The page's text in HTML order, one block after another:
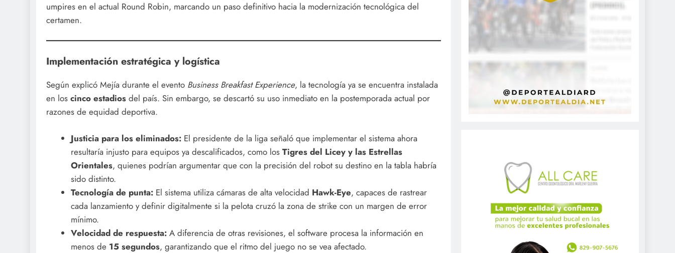
umpires en el actual Round Robin, marcando un paso definitivo hacia la modernización tecnológica del
certamen.
Implementación estratégica y logística
Según explicó Mejía durante el evento Business Breakfast Experience, la tecnología ya se encuentra instalada
en los cinco estadios del país. Sin embargo, se descartó su uso inmediato en la postemporada actual por
razones de equidad deportiva.
Justicia para los eliminados:El presidente de la liga señaló que implementar el sistema ahora
resultaría injusto para equipos ya descalificados, como los Tigres del Licey y las Estrellas
Orientales, quienes podrían argumentar que con la precisión del robot su destino en la tabla habría
sido distinto.
Tecnología de punta:El sistema utiliza cámaras de alta velocidad Hawk-Eye, capaces de rastrear
cada lanzamiento y definir digitalmente si la pelota cruzó la zona de strike con un margen de error
mínimo.
Velocidad de respuesta:A diferencia de otras revisiones, el software procesa la información en
menos de 15 segundos, garantizando que el ritmo del juego no se vea afectado.